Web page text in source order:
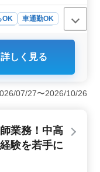
す♪ また駅徒歩圏内
おります！ 年齢で
ン層を歓迎致しま
活かして頂ける方
ます！
OK
車通勤OK
個人宅への訪問
心）を担当しま
様々な分野で歯
万円となってお
実しており、雇
ます。 ＜経験
52.8歳となって
詳しく見る
07/27〜2026/10/26
業務！中高
験を若手に